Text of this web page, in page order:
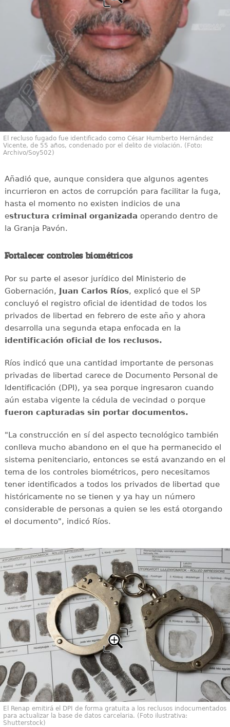
El recluso fugado fue identificado como César Humberto Hernández
Vicente, de 55 años, condenado por el delito de violación. (Foto:
Archivo/Soy502)
Añadió que, aunque considera que algunos agentes
incurrieron en actos de corrupción para facilitar la fuga,
hasta el momento no existen indicios de una
estructura criminal organizada operando dentro de
la Granja Pavón.
Fortalecer controles biométricos
Por su parte el asesor jurídico del Ministerio de
Gobernación, Juan Carlos Ríos, explicó que el SP
concluyó el registro oficial de identidad de todos los
privados de libertad en febrero de este año y ahora
desarrolla una segunda etapa enfocada en la
identificación oficial de los reclusos.
Ríos indicó que una cantidad importante de personas
privadas de libertad carece de Documento Personal de
Identificación (DPI), ya sea porque ingresaron cuando
aún estaba vigente la cédula de vecindad o porque
fueron capturadas sin portar documentos.
"La construcción en sí del aspecto tecnológico también
conlleva mucho abandono en el que ha permanecido el
sistema penitenciario, entonces se está avanzando en el
tema de los controles biométricos, pero necesitamos
tener identificados a todos los privados de libertad que
históricamente no se tienen y ya hay un número
considerable de personas a quien se les está otorgando
el documento", indicó Ríos.
El Renap emitirá el DPI de forma gratuita a los reclusos indocumentados
para actualizar la base de datos carcelaria. (Foto ilustrativa:
Shutterstock)